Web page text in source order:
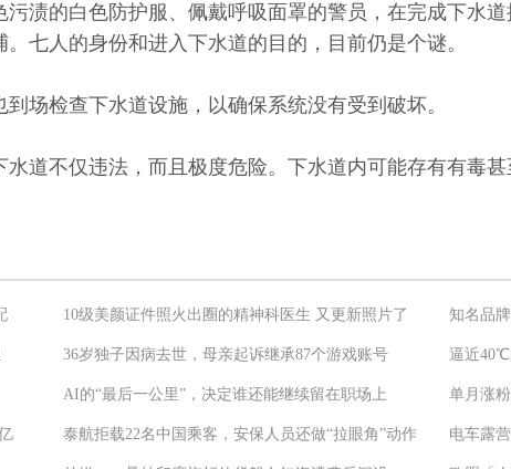
渍的白色防护服、佩戴呼吸面罩的警员，在完成下水
七人的身份和进入下水道的目的，目前仍是个谜。
场检查下水道设施，以确保系统没有受到破坏。
道不仅违法，而且极度危险。下水道内可能存有有毒
10级美颜证件照火出圈的精神科医生 又更新照片了 知名品
36岁独子因病去世，母亲起诉继承87个游戏账号 逼近40℃
AI的“最后一公里”，决定谁还能继续留在职场上 单月涨
泰航拒载22名中国乘客，安保人员还做“拉眼角”动作 电车露